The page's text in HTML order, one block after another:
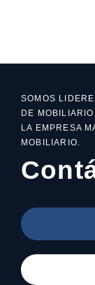
SOMOS
DE
LA EMPRESA
MOBILIARIO.